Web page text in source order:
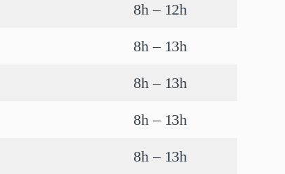
8h – 12h
8h – 13h
8h – 13h
8h – 13h
8h – 13h